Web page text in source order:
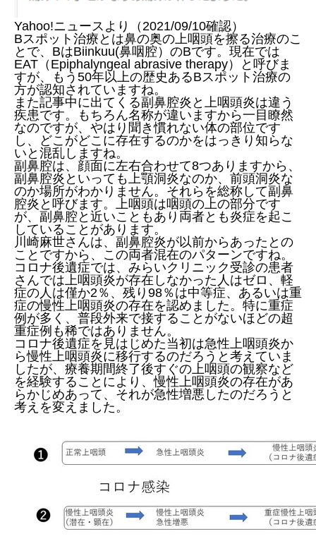
Yahoo!ニュースより（2021/09/10確認）
Bスポット治療とは鼻の奥の上咽頭を擦る治療のこ
とで、BはBiinkuu(鼻咽腔）のBです。現在では
EAT（Epiphalyngeal abrasive therapy）と呼びま
すが、もう50年以上の歴史あるBスポット治療の
方が認知されていますね。
また記事中に出てくる副鼻腔炎と上咽頭炎は違う
疾患です。もちろん名称が違いますから一目瞭然
なのですが、やはり聞き慣れない体の部位です
し、どこがどこに存在するのかをはっきり知らな
いと混乱しますね。
副鼻腔は、顔面に左右合わせて8つありますから、
副鼻腔炎といっても上顎洞炎なのか、前頭洞炎な
のか場所がわかりません。それらを総称して副鼻
腔炎と呼びます。上咽頭は咽頭の上の部分です
が、副鼻腔と近いこともあり両者とも炎症を起こ
していることがあります。
川崎麻世さんは、副鼻腔炎が以前からあったとの
ことですから、この両者混在のパターンですね。
コロナ後遺症では、みらいクリニック受診の患者
さんでは上咽頭炎が存在しなかった人はゼロ、軽
症の人は僅か2％、残り98％は中等症、あるいは重
症の慢性上咽頭炎の存在を認めました。特に重症
例が多く、普段外来で接することがないほどの超
重症例も稀ではありません。
コロナ後遺症を見はじめた当初は急性上咽頭炎か
ら慢性上咽頭炎に移行するのだろうと考えていま
したが、療養期間終了後すぐの上咽頭の観察など
を経験することにより、慢性上咽頭炎の存在があ
らかじめあって、それが急性増悪したのだろうと
考えを変えました。